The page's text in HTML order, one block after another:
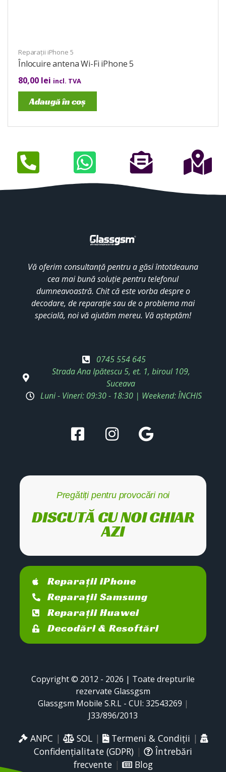
Reparații iPhone 5
Înlocuire antena Wi-Fi iPhone 5
80,00 lei incl. TVA
Adaugă în coș
Vă oferim consultanță pentru a găsi întotdeauna
cea mai bună soluție pentru telefonul
dumneavoastră. Chit că este vorba despre o
decodare, de reparație sau de o problema mai
specială, noi vă ajutăm mereu. Vă așteptăm!
0745 554 645
Strada Ana Ipătescu 5, et. 1, biroul 109,
Suceava
Luni - Vineri: 09:30 - 18:30 | Weekend: ÎNCHIS
Pregătiți pentru provocări noi
DISCUTĂ CU NOI CHIAR
AZI
Reparații iPhone
Reparații Samsung
Reparații Huawei
Decodări & Resoftări
Copyright © 2012 - 2026 | Toate drepturile
rezervate Glassgsm
Glassgsm Mobile S.R.L - CUI: 32543269 |
J33/896/2013
ANPC | SOL| Termeni & Condiții |
Confidențialitate (GDPR) |
Întrebări
frecvente| Blog